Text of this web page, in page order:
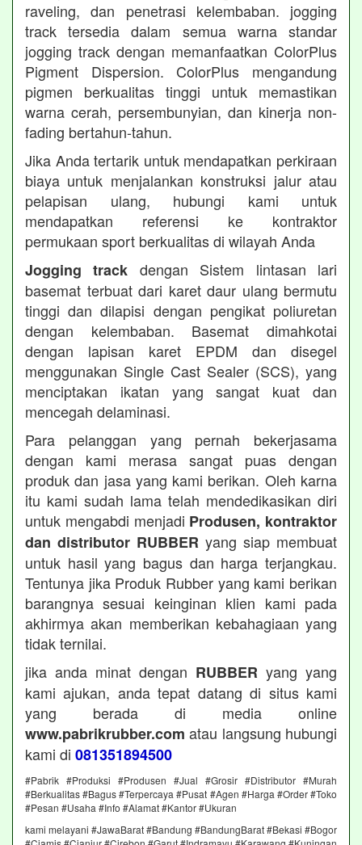
raveling, dan penetrasi kelembaban. jogging
track tersedia dalam semua warna standar
jogging track dengan memanfaatkan ColorPlus
Pigment Dispersion. ColorPlus mengandung
pigmen berkualitas tinggi untuk memastikan
warna cerah, persembunyian, dan kinerja non-
fading bertahun-tahun.
Jika Anda tertarik untuk mendapatkan perkiraan
biaya untuk menjalankan konstruksi jalur atau
pelapisan ulang, hubungi kami untuk
mendapatkan referensi ke kontraktor
permukaan sport berkualitas di wilayah Anda
Jogging track dengan Sistem lintasan lari
basemat terbuat dari karet daur ulang bermutu
tinggi dan dilapisi dengan pengikat poliuretan
dengan kelembaban. Basemat dimahkotai
dengan lapisan karet EPDM dan disegel
menggunakan Single Cast Sealer (SCS), yang
menciptakan ikatan yang sangat kuat dan
mencegah delaminasi.
Para pelanggan yang pernah bekerjasama
dengan kami merasa sangat puas dengan
produk dan jasa yang kami berikan. Oleh karna
itu kami sudah lama telah mendedikasikan diri
untuk mengabdi menjadi Produsen, kontraktor
dan distributor RUBBER yang siap membuat
untuk hasil yang bagus dan harga terjangkau.
Tentunya jika Produk Rubber yang kami berikan
barangnya sesuai keinginan klien kami pada
akhirmya akan memberikan kebahagiaan yang
tidak ternilai.
jika anda minat dengan RUBBER yang yang
kami ajukan, anda tepat datang di situs kami
yang berada di media online
www.pabrikrubber.com atau langsung hubungi
kami di 081351894500
#Pabrik #Produksi #Produsen #Jual #Grosir #Distributor #Murah
#Berkualitas #Bagus #Terpercaya #Pusat #Agen #Harga #Order #Toko
#Pesan #Usaha #Info #Alamat #Kantor #Ukuran
kami melayani #JawaBarat #Bandung #BandungBarat #Bekasi #Bogor